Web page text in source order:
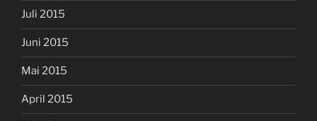
Juli 2015
Juni 2015
Mai 2015
April 2015